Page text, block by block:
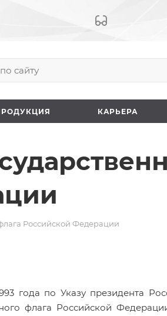
КАРЬЕРА
флага Российской Федерации
года по Указу президента
флага Российской